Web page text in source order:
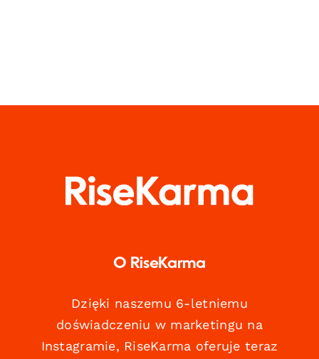
O RiseKarma
Dzięki naszemu 6-letniemu
doświadczeniu w marketingu na
Instagramie, RiseKarma oferuje teraz